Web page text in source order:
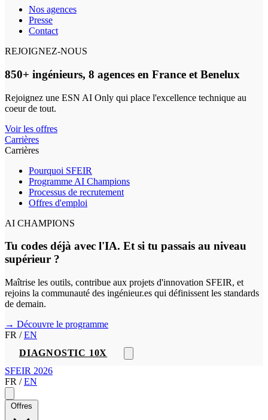
Nos agences
Presse
Contact
REJOIGNEZ-NOUS
850+ ingénieurs, 8 agences en France et Benelux
Rejoignez une ESN AI Only qui place l'excellence technique au
coeur de tout.
Voir les offres
Carrières
Carrières
Pourquoi SFEIR
Programme AI Champions
Processus de recrutement
Offres d'emploi
AI CHAMPIONS
Tu codes déjà avec l'IA. Et si tu passais au niveau
supérieur ?
Maîtrise les outils, contribue aux projets d'innovation SFEIR, et
rejoins la communauté des ingénieur.es qui définissent les standards
de demain.
→ Découvre le programme
FR / EN
DIAGNOSTIC 10X
SFEIR 2026
FR / EN
Offres